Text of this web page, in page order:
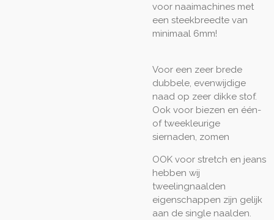
voor naaimachines met
een steekbreedte van
minimaal 6mm!
Voor een zeer brede
dubbele, evenwijdige
naad op zeer dikke stof.
Ook voor biezen en één-
of tweekleurige
siernaden, zomen
OOK voor stretch en jeans
hebben wij
tweelingnaalden
eigenschappen zijn gelijk
aan de single naalden.